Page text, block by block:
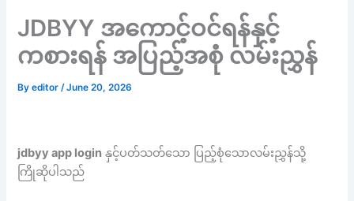
JDBYY အကောင့်ဝင်ရန်နှင့်
ကစားရန် အပြည့်အစုံ လမ်းညွှန်
Byeditor/June 20, 2026
jdbyy app login နှင့်ပတ်သတ်သော ပြည့်စုံသောလမ်းညွှန်သို့
ကြိုဆိုပါသည်